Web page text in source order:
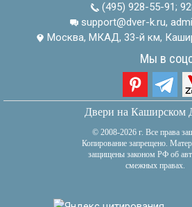
(495) 928-55-91;
support@dver-k.ru,
Москва, МКАД, 33-й км,
Мы в
Двери на Каширском
© 2008-2026 г. Все права
Копирование запрещено.
защищены законом РФ об
смежных правах.